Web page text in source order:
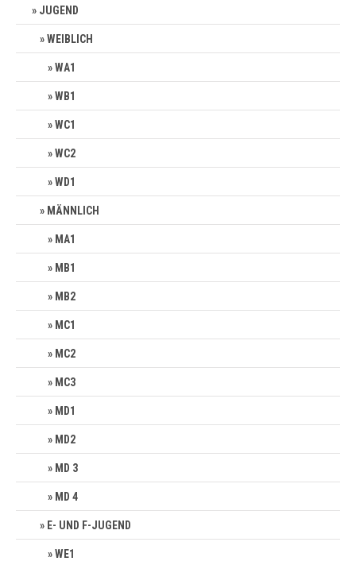
JUGEND
WEIBLICH
WA1
WB1
WC1
WC2
WD1
MÄNNLICH
MA1
MB1
MB2
MC1
MC2
MC3
MD1
MD2
MD 3
MD 4
E- UND F-JUGEND
WE1